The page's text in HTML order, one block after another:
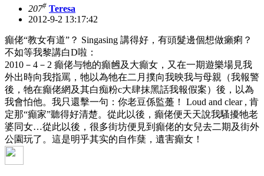
207# Teresa
2012-9-2 13:17:42
癲佬“教女有道”？ Singasing 講得好，有頭髮邊個想做癩痢？
不如等我黎講白D啦：
2010－4－2 癲佬与牠的癲乸及大癲女，又在一期遊樂場見我
外出時向我指罵，牠以為牠在二月撲向我映我与母親（我報警
後，牠在癲佬網及其白痴粉c大肆抹黑話我報假案）後，以為
我會怕他。我只還擊一句：你老豆係監躉！ Loud and clear , 肯
定那“癲家”聽得好清楚。從此以後，癲佬便天天說我騷擾牠老
婆同女…從此以後，很多街坊便見到癲佬的女兒去二期及街外
公園玩了。這是明乎其实的自作蘖，遺害癲女！